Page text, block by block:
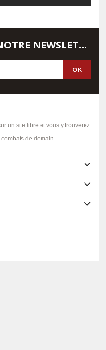
INSCRIVEZ-VOUS À NOTRE NEWSLETTER
un site libre et vous y trouverez
de demain.